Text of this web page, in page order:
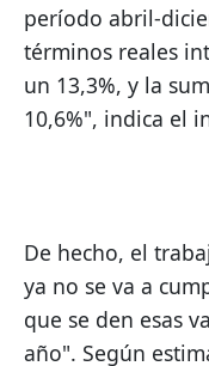
período abril-
términos reales
un 13,3%, y la
10,6%", indica el
De hecho, el
ya no se va a
que se den esas
año". Según